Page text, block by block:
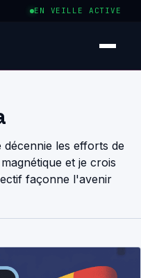
EN VEILLE ACTIVE
les efforts de
et je crois
façonne l'avenir